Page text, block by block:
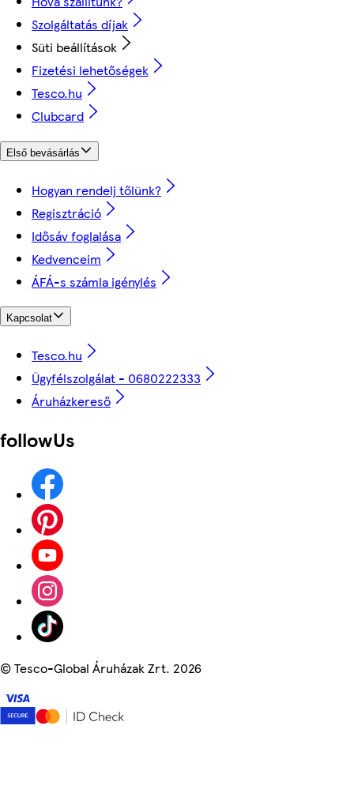
Szolgáltatás díjak
Süti beállítások
Fizetési lehetőségek
Tesco.hu
Clubcard
Első bevásárlás
Hogyan rendelj tőlünk?
Regisztráció
Idősáv foglalása
Kedvenceim
ÁFÁ-s számla igénylés
Kapcsolat
Tesco.hu
Ügyfélszolgálat - 0680222333
Áruházkereső
followUs
©Tesco-Global Áruházak Zrt. 2026